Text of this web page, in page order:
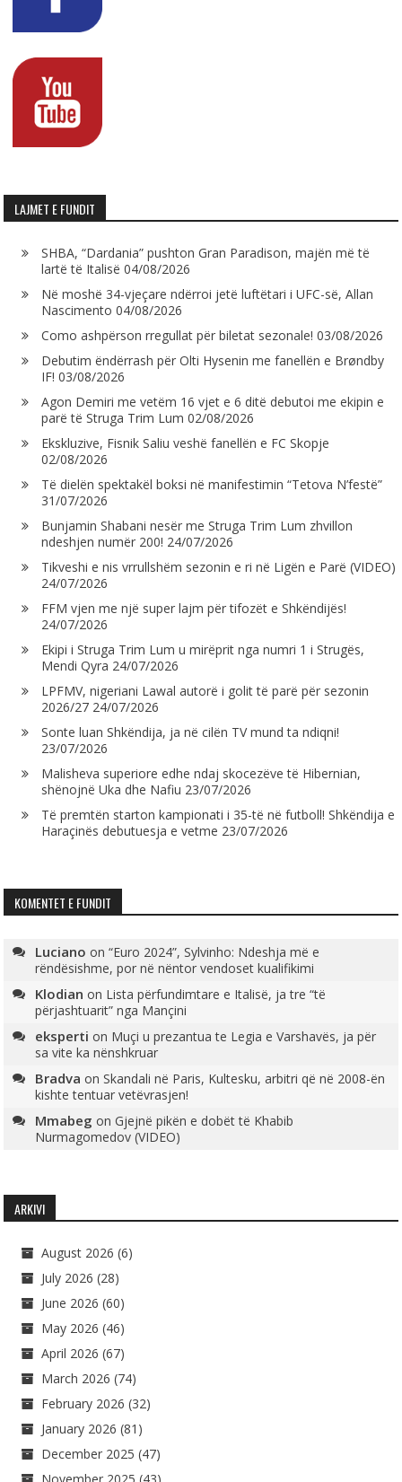
LAJMET E FUNDIT
SHBA, “Dardania” pushton Gran Paradison, majën më të
lartë të Italisë 04/08/2026
Në moshë 34-vjeçare ndërroi jetë luftëtari i UFC-së, Allan
Nascimento 04/08/2026
Como ashpërson rregullat për biletat sezonale! 03/08/2026
Debutim ëndërrash për Olti Hysenin me fanellën e Brøndby
IF! 03/08/2026
Agon Demiri me vetëm 16 vjet e 6 ditë debutoi me ekipin e
parë të Struga Trim Lum 02/08/2026
Ekskluzive, Fisnik Saliu veshë fanellën e FC Skopje
02/08/2026
Të dielën spektakël boksi në manifestimin “Tetova N’festë”
31/07/2026
Bunjamin Shabani nesër me Struga Trim Lum zhvillon
ndeshjen numër 200! 24/07/2026
Tikveshi e nis vrrullshëm sezonin e ri në Ligën e Parë (VIDEO)
24/07/2026
FFM vjen me një super lajm për tifozët e Shkëndijës!
24/07/2026
Ekipi i Struga Trim Lum u mirëprit nga numri 1 i Strugës,
Mendi Qyra 24/07/2026
LPFMV, nigeriani Lawal autorë i golit të parë për sezonin
2026/27 24/07/2026
Sonte luan Shkëndija, ja në cilën TV mund ta ndiqni!
23/07/2026
Malisheva superiore edhe ndaj skocezëve të Hibernian,
shënojnë Uka dhe Nafiu 23/07/2026
Të premtën starton kampionati i 35-të në futboll! Shkëndija e
Haraçinës debutuesja e vetme 23/07/2026
KOMENTET E FUNDIT
Luciano on“Euro 2024”, Sylvinho: Ndeshja më e
rëndësishme, por në nëntor vendoset kualifikimi
Klodian on Lista përfundimtare e Italisë, ja tre “të
përjashtuarit” nga Mançini
eksperti on Muçi u prezantua te Legia e Varshavës, ja për
sa vite ka nënshkruar
Bradva onSkandali në Paris, Kultesku, arbitri që në 2008-ën
kishte tentuar vetëvrasjen!
Mmabeg onGjejnë pikën e dobët të Khabib
Nurmagomedov (VIDEO)
ARKIVI
August 2026 (6)
July 2026 (28)
June 2026 (60)
May 2026 (46)
April 2026 (67)
March 2026 (74)
February 2026 (32)
January 2026 (81)
December 2025 (47)